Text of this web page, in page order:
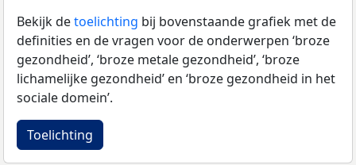
Bekijk detoelichting bij bovenstaande grafiek met de
definities en de vragen voor de onderwerpen ‘broze
gezondheid’, ‘broze metale gezondheid’, ‘broze
lichamelijke gezondheid’ en ‘broze gezondheid in het
sociale domein’.
Toelichting